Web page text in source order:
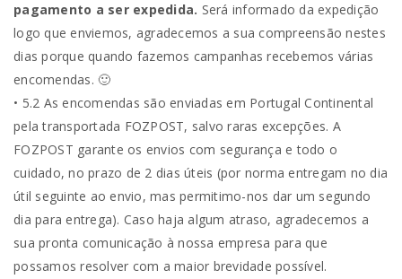
pagamento a ser expedida. Será informado da expedição
logo que enviemos, agradecemos a sua compreensão nestes
dias porque quando fazemos campanhas recebemos várias
encomendas. 🙂
• 5.2 As encomendas são enviadas em Portugal Continental
pela transportada FOZPOST, salvo raras excepções. A
FOZPOST garante os envios com segurança e todo o
cuidado, no prazo de 2 dias úteis (por norma entregam no dia
útil seguinte ao envio, mas permitimo-nos dar um segundo
dia para entrega). Caso haja algum atraso, agradecemos a
sua pronta comunicação à nossa empresa para que
possamos resolver com a maior brevidade possível.